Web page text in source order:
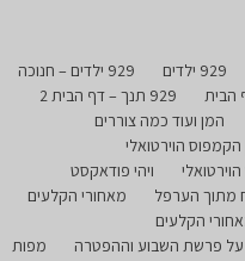
929 ילדים
929 ילדים – חנוכה
929 תנך – דף הבית 2
המן ועוד כמה צוררים
הוירטואלי
ויהי פודאקסט
מתוך הערפל
מאחורי הקלעים
הקלעים
על פרשת השבוע וההפטרה
מפות